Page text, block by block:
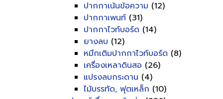
ปากกาเน้นข้อความ (12)
ปากกาเพนท์ (31)
ปากกาไวท์บอร์ด (14)
ยางลบ (12)
หมึกเติมปากกาไวท์บอร์ด (8)
เครื่องเหลาดินสอ (26)
แปรงลบกระดาน (4)
ไม้บรรทัด, ฟุตเหล็ก (10)